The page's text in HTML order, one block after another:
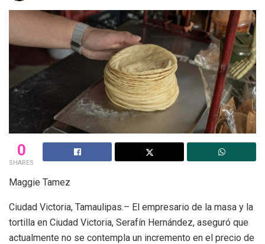
0
SHARES
Maggie Tamez
Ciudad Victoria, Tamaulipas.– El empresario de la masa y la
tortilla en Ciudad Victoria, Serafín Hernández, aseguró que
actualmente no se contempla un incremento en el precio de